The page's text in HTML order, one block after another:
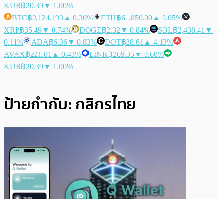
KUB฿20.39▼ 1.00%
BTC฿2,124,193 ▲ 0.30% ETH฿61,850.00 ▲ 0.05%
XRP฿35.49▼ 0.74% DOGE฿2.32 ▼ 0.84% SOL฿2,438.41 ▼
0.11%
ADA฿6.36▼ 0.83% DOT฿28.61 ▲ 4.13%
AVAX฿221.01 ▲ 0.43% LINK฿269.35▼ 0.68%
KUB฿20.39▼ 1.00%
ป้ายกำกับ: กสิกรไทย